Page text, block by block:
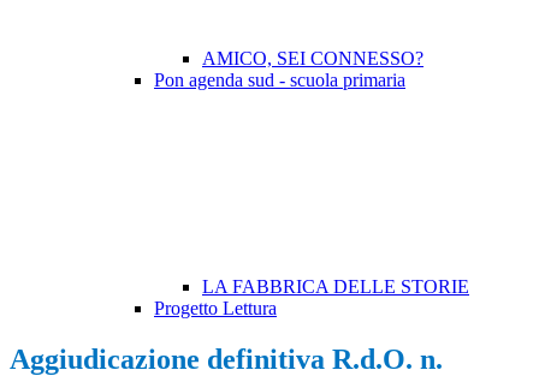
AMICO, SEI CONNESSO?
Pon agenda sud - scuola primaria
LA FABBRICA DELLE STORIE
Progetto Lettura
Aggiudicazione definitiva R.d.O. n.